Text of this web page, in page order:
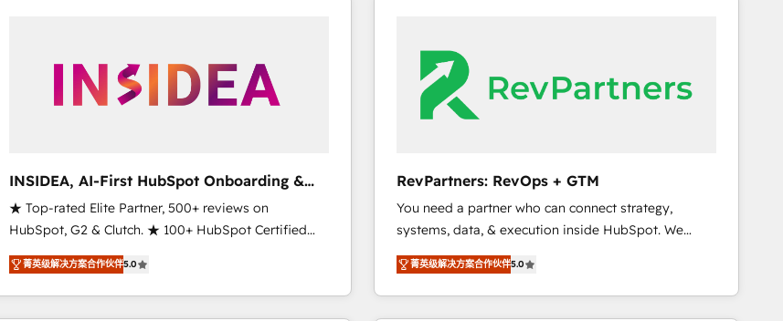
INSIDEA, AI-First HubSpot Onboarding &
RevOps
★ Top-rated Elite Partner, 500+ reviews on
HubSpot, G2 & Clutch. ★ 100+ HubSpot Certified
Experts & Trainers across the team ★ 1,500+
implementations across five continents ★ AI-First,
RevOps-led, Onboarding obsessed ★ Company of
the Year 2024/25 INSIDEA helps growing companies
菁英级解决方案合作伙伴5.0
RevPartners: RevOps + GTM
You need a partner who can connect strategy,
systems, data, & execution inside HubSpot. We
bridge the gap where most agencies fall short by
combining GTM strategy with technical execution to
solve the right problem with the right solution. As the
only firm in the world to hold Elite Partner
菁英级解决方案合作伙伴5.0